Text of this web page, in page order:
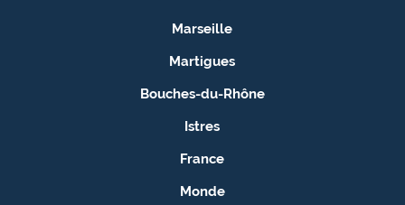
Marseille
Martigues
Bouches-du-Rhône
Istres
France
Monde